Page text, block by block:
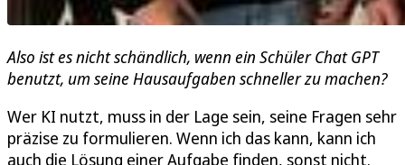
Also ist es nicht schändlich, wenn ein Schüler Chat GPT
benutzt, um seine Hausaufgaben schneller zu machen?
Wer KI nutzt, muss in der Lage sein, seine Fragen sehr
präzise zu formulieren. Wenn ich das kann, kann ich
auch die Lösung einer Aufgabe finden, sonst nicht.